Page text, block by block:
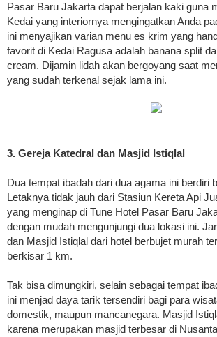
Pasar Baru Jakarta dapat berjalan kaki guna
Kedai yang interiornya mengingatkan Anda
ini menyajikan varian menu es krim yang
favorit di Kedai Ragusa adalah banana split
cream. Dijamin lidah akan bergoyang saat
yang sudah terkenal sejak lama ini.
3. Gereja Katedral dan Masjid Istiqlal
Dua tempat ibadah dari dua agama ini berdiri
Letaknya tidak jauh dari Stasiun Kereta Api
yang menginap di Tune Hotel Pasar Baru
dengan mudah mengunjungi dua lokasi ini.
dan Masjid Istiqlal dari hotel berbujet murah
berkisar 1 km.
Tak bisa dimungkiri, selain sebagai tempat
ini menjad daya tarik tersendiri bagi para
domestik, maupun mancanegara. Masjid
karena merupakan masjid terbesar di